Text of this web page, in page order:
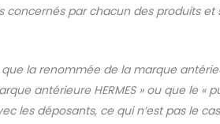
concernés par chacun des produits
que la renommée de la marque
antérieure HERMES » ou que
les déposants, ce qui n’est pas le cas